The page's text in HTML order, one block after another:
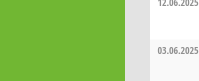
03.06.2025